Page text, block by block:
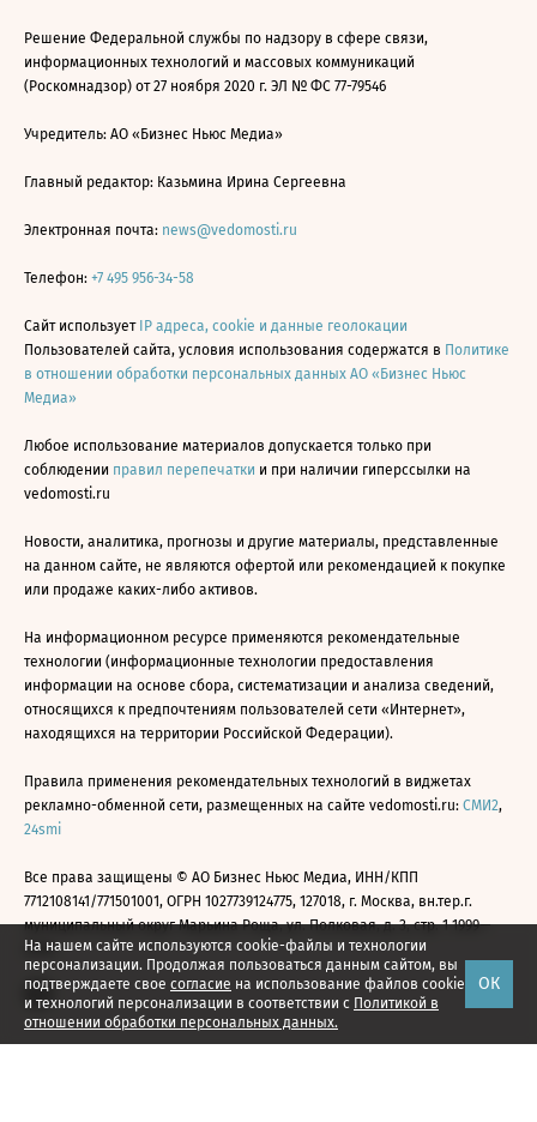
На нашем сайте используются cookie-файлы и технологии
персонализации. Продолжая пользоваться данным сайтом, вы
подтверждаете свое согласие на использование файлов cookie
и технологий персонализации в соответствии с Политикой в
отношении обработки персональных данных.
ОК
Решение Федеральной службы по надзору в сфере связи,
информационных технологий и массовых коммуникаций
(Роскомнадзор) от 27 ноября 2020 г. ЭЛ № ФС 77-79546
Учредитель: АО «Бизнес Ньюс Медиа»
Главный редактор: Казьмина Ирина Сергеевна
Электронная почта: news@vedomosti.ru
Телефон: +7 495 956-34-58
Сайт использует IP адреса, cookie и данные геолокации
Пользователей сайта, условия использования содержатся в Политике
в отношении обработки персональных данных АО «Бизнес Ньюс
Медиа»
Любое использование материалов допускается только при
соблюдении правил перепечатки и при наличии гиперссылки на
vedomosti.ru
Новости, аналитика, прогнозы и другие материалы, представленные
на данном сайте, не являются офертой или рекомендацией к покупке
или продаже каких-либо активов.
На информационном ресурсе применяются рекомендательные
технологии (информационные технологии предоставления
информации на основе сбора, систематизации и анализа сведений,
относящихся к предпочтениям пользователей сети «Интернет»,
находящихся на территории Российской Федерации).
Правила применения рекомендательных технологий в виджетах
рекламно-обменной сети, размещенных на сайте vedomosti.ru: СМИ2,
24smi
Все права защищены © АО Бизнес Ньюс Медиа, ИНН/КПП
7712108141/771501001, ОГРН 1027739124775, 127018, г. Москва, вн.тер.г.
муниципальный округ Марьина Роща, ул. Полковая, д. 3, стр. 1 1999—
2026